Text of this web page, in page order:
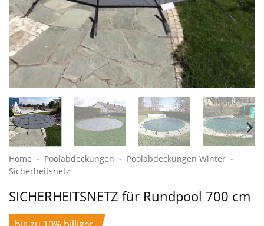
Home - Poolabdeckungen - Pool­abdeckungen Winter -
Sicherheits­netz
SICHERHEITS­NETZ für Rundpool 700 cm